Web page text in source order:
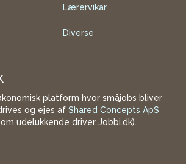
Lærervikar
Diverse
platform hvor småjobs bliver
og ejes af Shared Concepts ApS
udelukkende driver Jobbi.dk).